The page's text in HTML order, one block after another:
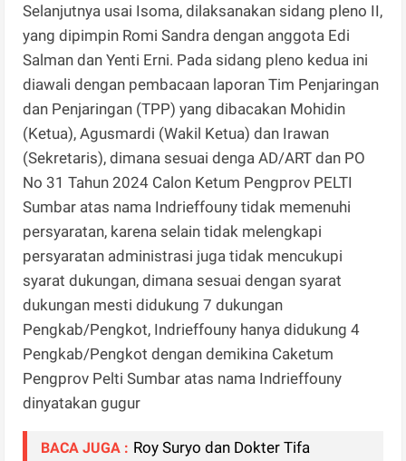
Selanjutnya usai Isoma, dilaksanakan sidang pleno II,
yang dipimpin Romi Sandra dengan anggota Edi
Salman dan Yenti Erni. Pada sidang pleno kedua ini
diawali dengan pembacaan laporan Tim Penjaringan
dan Penjaringan (TPP) yang dibacakan Mohidin
(Ketua), Agusmardi (Wakil Ketua) dan Irawan
(Sekretaris), dimana sesuai denga AD/ART dan PO
No 31 Tahun 2024 Calon Ketum Pengprov PELTI
Sumbar atas nama Indrieffouny tidak memenuhi
persyaratan, karena selain tidak melengkapi
persyaratan administrasi juga tidak mencukupi
syarat dukungan, dimana sesuai dengan syarat
dukungan mesti didukung 7 dukungan
Pengkab/Pengkot, Indrieffouny hanya didukung 4
Pengkab/Pengkot dengan demikina Caketum
Pengprov Pelti Sumbar atas nama Indrieffouny
dinyatakan gugur
BACA JUGA : Roy Suryo dan Dokter Tifa